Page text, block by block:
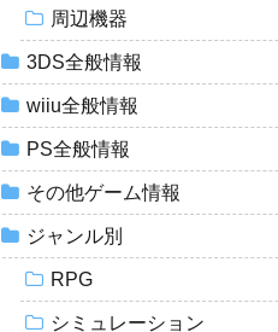
周辺機器
3DS全般情報
wiiu全般情報
PS全般情報
その他ゲーム情報
ジャンル別
RPG
シミュレーション